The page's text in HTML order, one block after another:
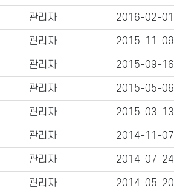
관리자 2016-02-01
관리자 2015-11-09
관리자 2015-09-16
관리자 2015-05-06
관리자 2015-03-13
관리자 2014-11-07
관리자 2014-07-24
관리자 2014-05-20